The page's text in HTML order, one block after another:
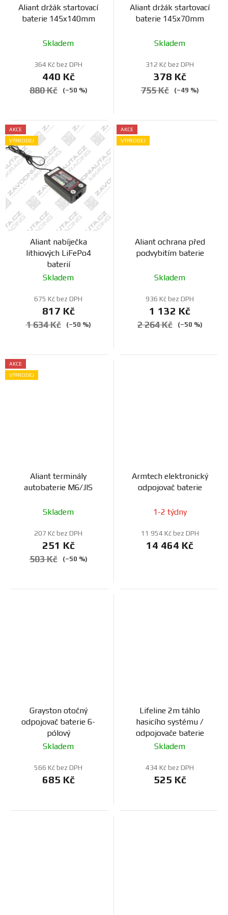
Aliant držák startovací
baterie 145x140mm
Skladem
364 Kč bez DPH
440 Kč
880 Kč (–50 %)
Aliant držák startovací
baterie 145x70mm
Skladem
312 Kč bez DPH
378 Kč
755 Kč (–49 %)
AKCE
VÝPRODEJ
Aliant nabíječka
lithiových LiFePo4
baterií
Skladem
675 Kč bez DPH
817 Kč
1 634 Kč (–50 %)
AKCE
VÝPRODEJ
Aliant ochrana před
podvybitím baterie
Skladem
936 Kč bez DPH
1 132 Kč
2 264 Kč (–50 %)
AKCE
VÝPRODEJ
Aliant terminály
autobaterie M6/JIS
Skladem
207 Kč bez DPH
251 Kč
503 Kč (–50 %)
Armtech elektronický
odpojovač baterie
1-2 týdny
11 954 Kč bez DPH
14 464 Kč
Grayston otočný
odpojovač baterie 6-
pólový
Skladem
566 Kč bez DPH
685 Kč
Lifeline 2m táhlo
hasicího systému /
odpojovače baterie
Skladem
434 Kč bez DPH
525 Kč